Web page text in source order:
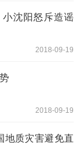
沈阳怒斥造谣
2018-09-19
2018-09-19
地质灾害避免直